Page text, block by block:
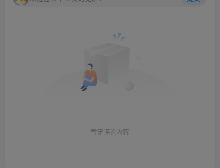
暂无评论内容